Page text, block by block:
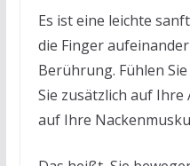
Es ist eine leichte
die Finger
Berührung. Fühlen
Sie zusätzlich auf Ihre
auf Ihre